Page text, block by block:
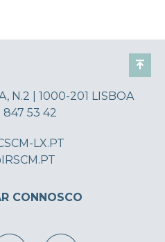
N.2 | 1000-201 LISBOA
847 53 42
LX.PT
CONNOSCO